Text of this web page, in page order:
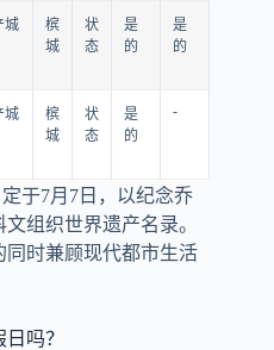
城
槟
城
状
态
是
的
是
的
城
槟
城
状
态
是
的
-
于7月7日，以纪念乔
组织世界遗产名录。
时兼顾现代都市生活
吗？